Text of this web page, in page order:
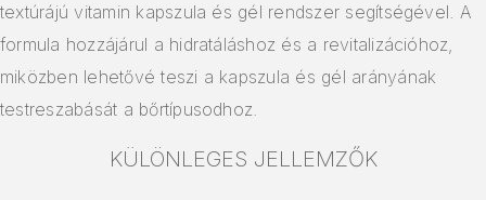
textúrájú vitamin kapszula és gél rendszer segítségével. A
formula hozzájárul a hidratáláshoz és a revitalizációhoz,
miközben lehetővé teszi a kapszula és gél arányának
testreszabását a bőrtípusodhoz.
KÜLÖNLEGES JELLEMZŐK